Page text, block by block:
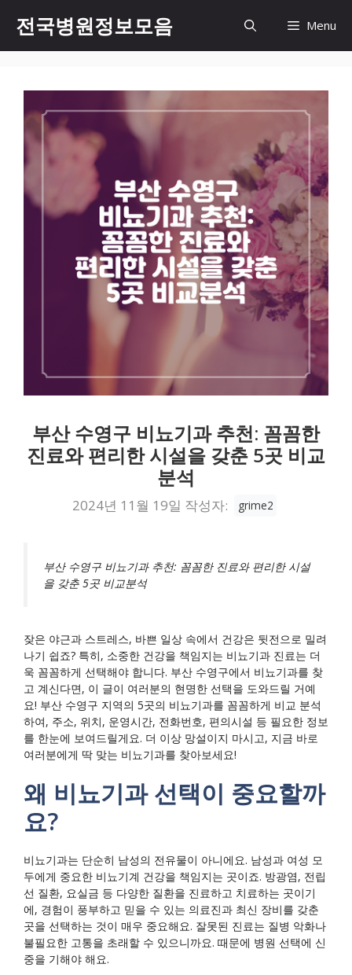
츠
전국병원정보모음 Menu
부산 수영구 비뇨기과 추천: 꼼꼼한
진료와 편리한 시설을 갖춘 5곳 비교
분석
2024년 11월 19일 작성자: grime2
부산 수영구 비뇨기과 추천: 꼼꼼한 진료와 편리한 시설
을 갖춘 5곳 비교분석
잦은 야근과 스트레스, 바쁜 일상 속에서 건강은 뒷전으로 밀려
나기 쉽죠? 특히, 소중한 건강을 책임지는 비뇨기과 진료는 더
욱 꼼꼼하게 선택해야 합니다. 부산 수영구에서 비뇨기과를 찾
고 계신다면, 이 글이 여러분의 현명한 선택을 도와드릴 거예
요! 부산 수영구 지역의 5곳의 비뇨기과를 꼼꼼하게 비교 분석
하여, 주소, 위치, 운영시간, 전화번호, 편의시설 등 필요한 정보
를 한눈에 보여드릴게요. 더 이상 망설이지 마시고, 지금 바로
여러분에게 딱 맞는 비뇨기과를 찾아보세요!
왜 비뇨기과 선택이 중요할까
요?
비뇨기과는 단순히 남성의 전유물이 아니에요. 남성과 여성 모
두에게 중요한 비뇨기계 건강을 책임지는 곳이죠. 방광염, 전립
선 질환, 요실금 등 다양한 질환을 진료하고 치료하는 곳이기
에, 경험이 풍부하고 믿을 수 있는 의료진과 최신 장비를 갖춘
곳을 선택하는 것이 매우 중요해요. 잘못된 진료는 질병 악화나
불필요한 고통을 초래할 수 있으니까요. 때문에 병원 선택에 신
중을 기해야 해요.